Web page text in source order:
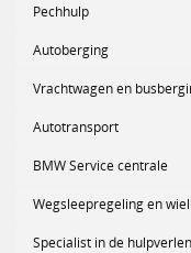
Pechhulp
Autoberging
Vrachtwagen en
Autotransport
BMW Service centrale
Wegsleepregeling en
Specialist in de